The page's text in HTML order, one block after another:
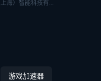
海）智能科技有...
游戏加速器